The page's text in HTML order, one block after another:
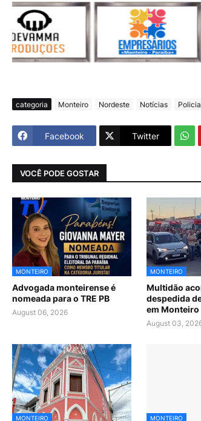
categoria Monteiro Nordeste Notícias
Facebook Twitter
VOCÊ PODE GOSTAR
MONTEIRO
Advogada monteirense é
nomeada para o TRE PB
August 06, 2026
MONTEIRO
Multidão
despedida
em Monteiro
August 03,
MONTEIRO MONTEIRO